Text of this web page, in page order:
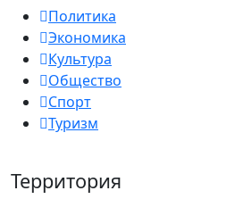
Политика
Экономика
Культура
Общество
Спорт
Туризм
Территория